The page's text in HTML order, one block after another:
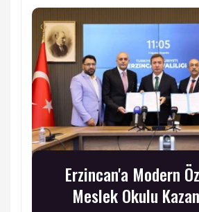
Erzincan'a Modern
Meslek Okulu